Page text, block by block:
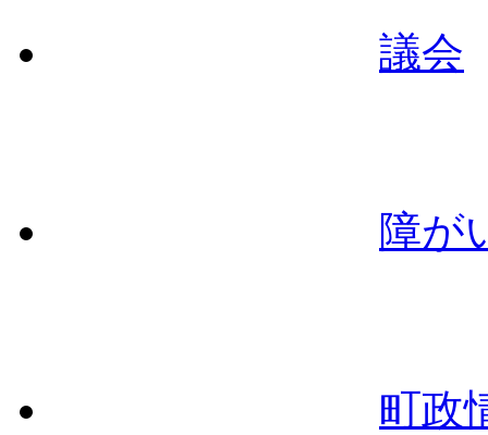
議会
障が
町政